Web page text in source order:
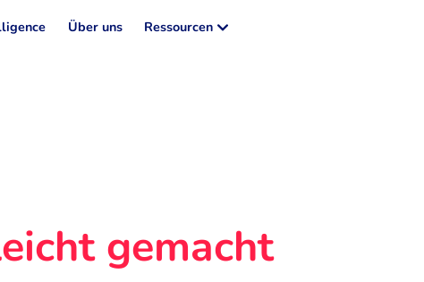
Über uns Ressourcen
gemacht